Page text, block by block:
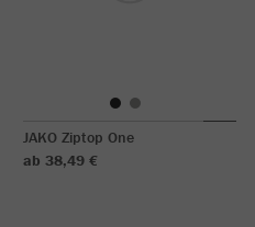
JAKO Ziptop One
ab 38,49 €